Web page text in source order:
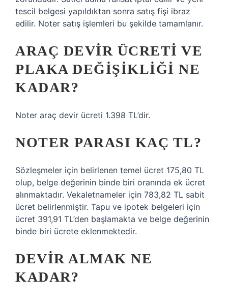
tescil belgesi yapıldıktan sonra satış fişi ibraz
edilir. Noter satış işlemleri bu şekilde tamamlanır.
ARAÇ DEVIR ÜCRETI VE
PLAKA DEĞIŞIKLIĞI NE
KADAR?
Noter araç devir ücreti 1.398 TL’dir.
NOTER PARASI KAÇ TL?
Sözleşmeler için belirlenen temel ücret 175,80 TL
olup, belge değerinin binde biri oranında ek ücret
alınmaktadır. Vekaletnameler için 783,82 TL sabit
ücret belirlenmiştir. Tapu ve ipotek belgeleri için
ücret 391,91 TL’den başlamakta ve belge değerinin
binde biri ücrete eklenmektedir.
DEVIR ALMAK NE
KADAR?